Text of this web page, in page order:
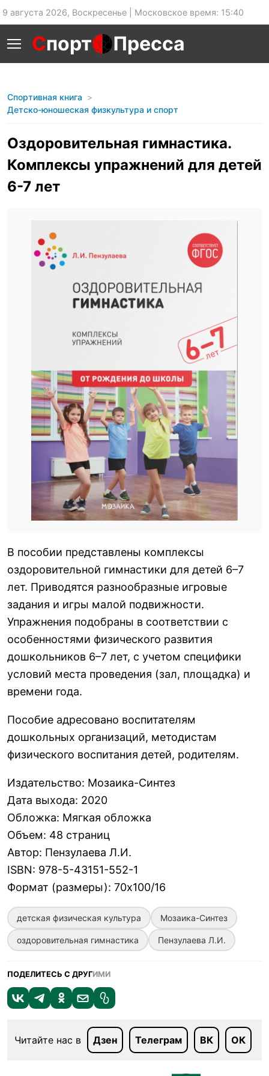
9 августа 2026, Воскресенье | Московское время: 15:40
Спорт Пресса
Спортивная книга
Детско-юношеская физкультура и спорт
Оздоровительная гимнастика.
Комплексы упражнений для детей
6-7 лет
В пособии представлены комплексы
оздоровительной гимнастики для детей 6–7
лет. Приводятся разнообразные игровые
задания и игры малой подвижности.
Упражнения подобраны в соответствии с
особенностями физического развития
дошкольников 6–7 лет, с учетом специфики
условий места проведения (зал, площадка) и
времени года.
Пособие адресовано воспитателям
дошкольных организаций, методистам
физического воспитания детей, родителям.
Издательство: Мозаика-Синтез
Дата выхода: 2020
Обложка: Мягкая обложка
Объем: 48 страниц
Автор: Пензулаева Л.И.
ISBN: 978-5-43151-552-1
Формат (размеры): 70х100/16
детская физическая культура Мозаика-Синтез
оздоровительная гимнастика Пензулаева Л.И.
ПОДЕЛИТЕСЬ С ДРУГИМИ
Читайте нас в Дзен Телеграм ВК ОК